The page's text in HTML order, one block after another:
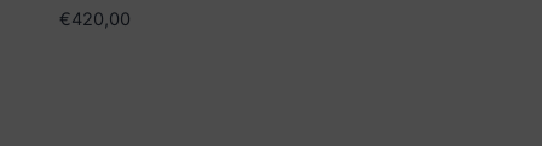
€420,00